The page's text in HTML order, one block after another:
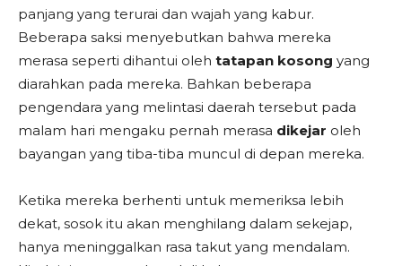
panjang yang terurai dan wajah yang kabur.
Beberapa saksi menyebutkan bahwa mereka
merasa seperti dihantui oleh tatapan kosong yang
diarahkan pada mereka. Bahkan beberapa
pengendara yang melintasi daerah tersebut pada
malam hari mengaku pernah merasa dikejar oleh
bayangan yang tiba-tiba muncul di depan mereka.
Ketika mereka berhenti untuk memeriksa lebih
dekat, sosok itu akan menghilang dalam sekejap,
hanya meninggalkan rasa takut yang mendalam.